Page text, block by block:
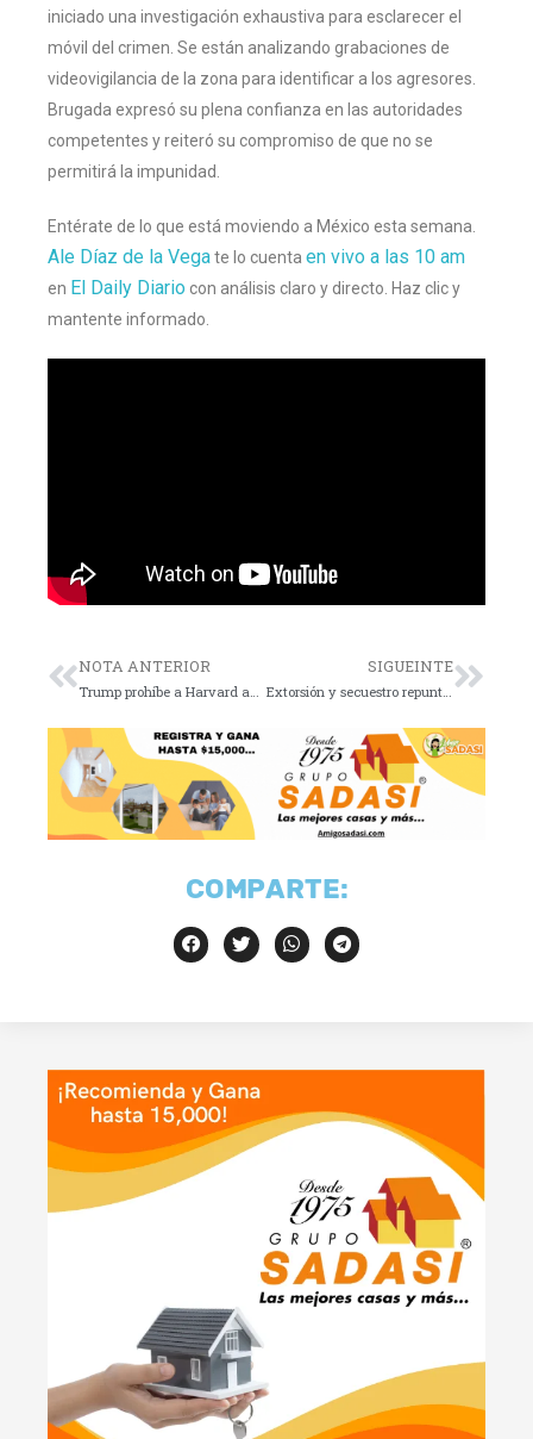
iniciado una investigación exhaustiva para esclarecer el
móvil del crimen. Se están analizando grabaciones de
videovigilancia de la zona para identificar a los agresores.
Brugada expresó su plena confianza en las autoridades
competentes y reiteró su compromiso de que no se
permitirá la impunidad.
Entérate de lo que está moviendo a México esta semana.
Ale Díaz de la Vegate lo cuenta en vivo a las 10 am
en El Daily Diario con análisis claro y directo. Haz clic y
mantente informado.
NOTA ANTERIOR SIGUEINTE
Extorsión y secuestro repuntan en 2025
COMPARTE: